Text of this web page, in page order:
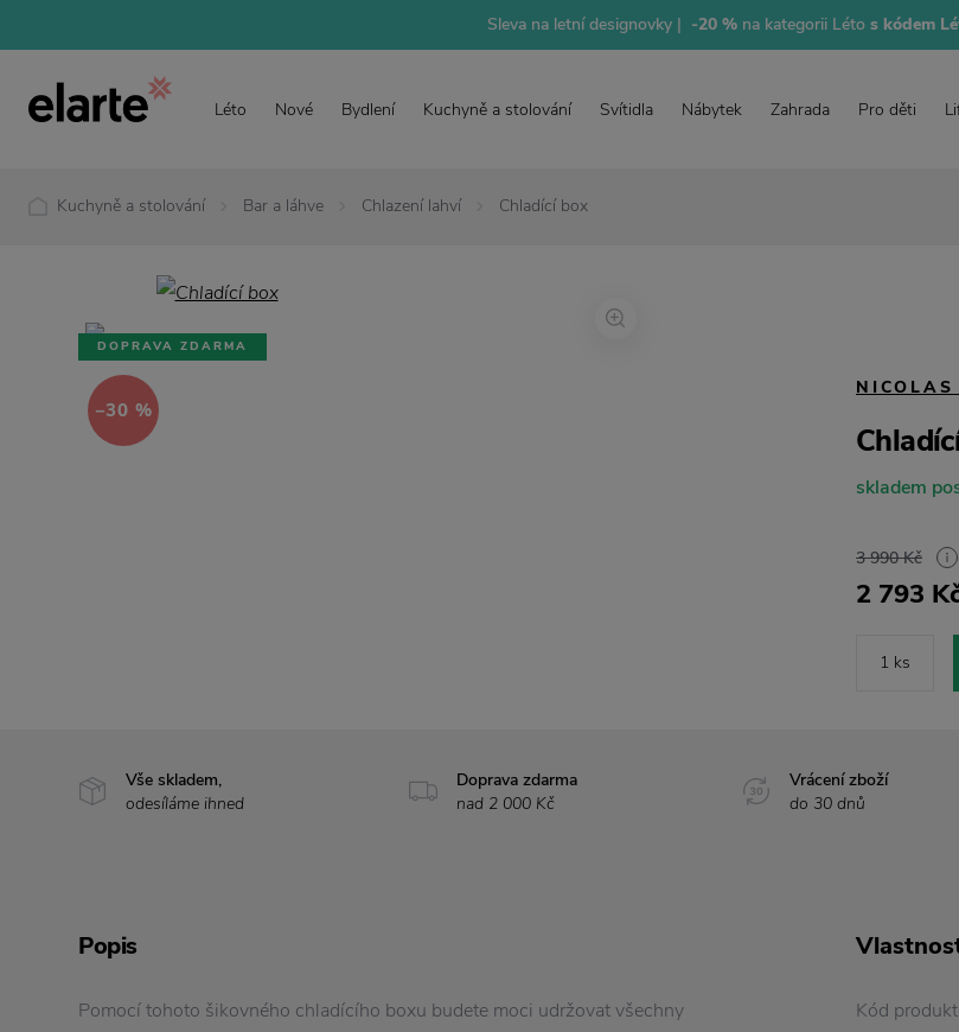
Sleva na letní designovky | -20 %na kategorii Létos kódem
Léto Nové Bydlení Kuchyně a stolování Svítidla Nábytek Zahrada Pro děti
Kuchyně a stolování Bar a láhve Chlazení lahví Chladící box
DOPRAVA ZDARMA
−30 %
NICOLAS
skladem
3 990 Kč
2 793
Vše skladem,
odesíláme ihned
Doprava zdarma
nad 2 000 Kč
Vrácení zboží
do 30 dnů
Popis
Pomocí tohoto šikovného chladícího boxu budete moci udržovat všechny
Kód